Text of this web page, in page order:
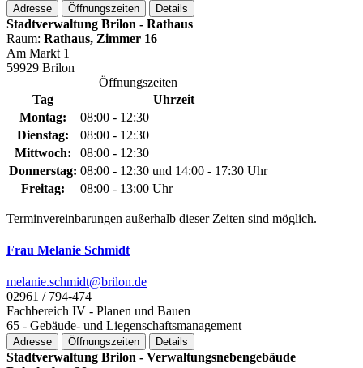
Adresse Öffnungszeiten Details
Stadtverwaltung Brilon - Rathaus
Raum: Rathaus, Zimmer 16
Am Markt 1
59929 Brilon
Öffnungszeiten
Tag
Uhrzeit
Montag:
08:00 - 12:30
Dienstag:
08:00 - 12:30
Mittwoch:
08:00 - 12:30
Donnerstag: 08:00 - 12:30 und 14:00 - 17:30 Uhr
Freitag:
08:00 - 13:00 Uhr
Terminvereinbarungen außerhalb dieser Zeiten sind möglich.
Frau Melanie Schmidt
melanie.schmidt@­brilon.de
02961 / 794-474
Fachbereich IV - Planen und Bauen
65 - Gebäude- und Liegenschaftsmanagement
Adresse Öffnungszeiten Details
Stadtverwaltung Brilon - Verwaltungsnebengebäude